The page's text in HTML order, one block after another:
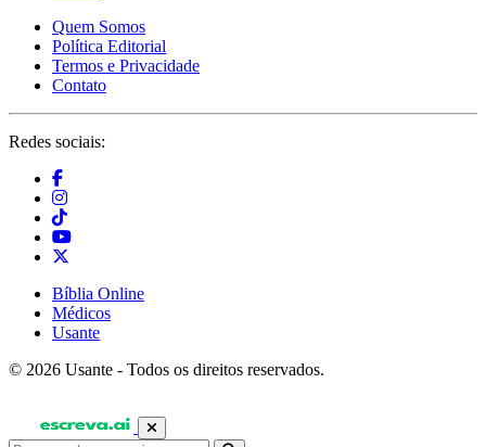
Quem Somos
Política Editorial
Termos e Privacidade
Contato
Redes sociais:
Bíblia Online
Médicos
Usante
© 2026 Usante - Todos os direitos reservados.